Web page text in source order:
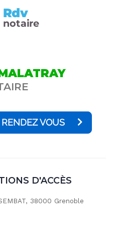
notaire
Rdv
VOUS
D'ACCÈS
38000 Grenoble